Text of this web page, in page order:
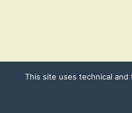
This site uses technical